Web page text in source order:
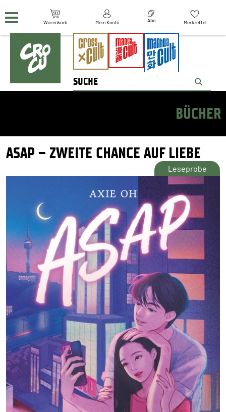
Warenkorb Mein Konto Abo Merkzettel
BÜCHER
ASAP – ZWEITE CHANCE AUF LIEBE
Leseprobe